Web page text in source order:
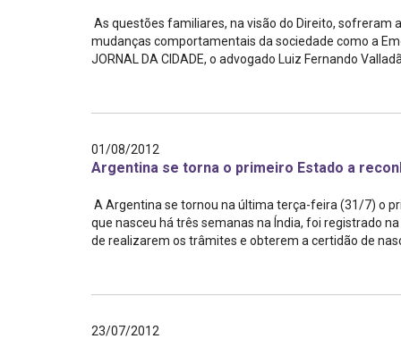
Projetos do IBDFAM
Eventos / Lives
Encontre um Escritório
IBDFAM Educacional
As questões familiares, na visão do Direito, sofreram
mudanças comportamentais da sociedade como a
JORNAL DA CIDADE, o advogado Luiz Fernando
01/08/2012
Argentina se torna o primeiro Estado a
A Argentina se tornou na última terça-feira (31/7) o
que nasceu há três semanas na Índia, foi registrado
de realizarem os trâmites e obterem a certidão de
23/07/2012